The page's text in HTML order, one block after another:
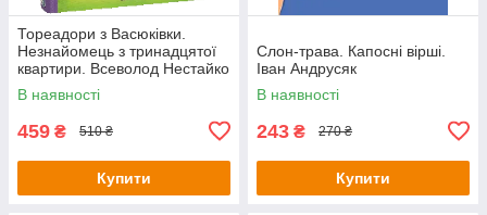
Тореадори з Васюківки.
Незнайомець з тринадцятої
квартири. Всеволод Нестайко
В наявності
459 ₴ 510 ₴
Купити
Слон-трава. Капосні вірші.
Іван Андрусяк
В наявності
243 ₴ 270 ₴
Купити